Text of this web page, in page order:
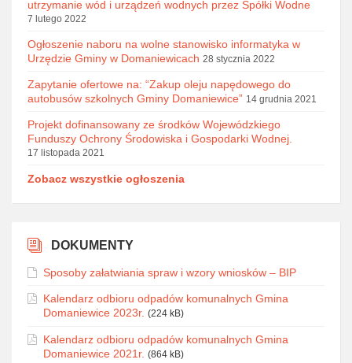
utrzymanie wód i urządzeń wodnych przez Spółki Wodne
7 lutego 2022
Ogłoszenie naboru na wolne stanowisko informatyka w
Urzędzie Gminy w Domaniewicach 28 stycznia 2022
Zapytanie ofertowe na: “Zakup oleju napędowego do
autobusów szkolnych Gminy Domaniewice” 14 grudnia 2021
Projekt dofinansowany ze środków Wojewódzkiego
Funduszy Ochrony Środowiska i Gospodarki Wodnej.
17 listopada 2021
Zobacz wszystkie ogłoszenia
DOKUMENTY
Sposoby załatwiania spraw i wzory wniosków – BIP
Kalendarz odbioru odpadów komunalnych Gmina
Domaniewice 2023r. (224 kB)
Kalendarz odbioru odpadów komunalnych Gmina
Domaniewice 2021r. (864 kB)